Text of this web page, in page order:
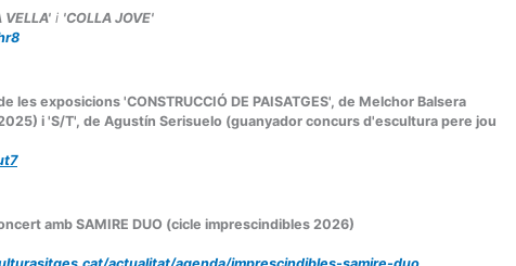
VELLA' i 'COLLA JOVE'
les exposicions 'CONSTRUCCIÓ DE PAISATGES', de Melchor Balsera
i 'S/T', de Agustín Serisuelo (guanyador concurs d'escultura pere jou
amb SAMIRE DUO (cicle imprescindibles 2026)